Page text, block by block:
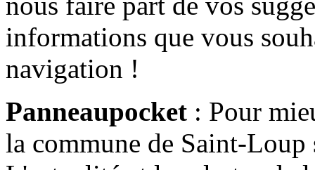
informations que vous
navigation !
Panneaupocket : Pour
la commune de Saint-Loup